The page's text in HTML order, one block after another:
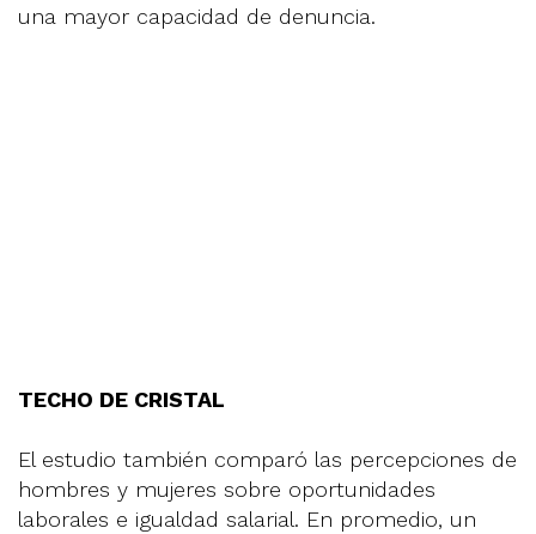
una mayor capacidad de denuncia.
TECHO DE CRISTAL
El estudio también comparó las percepciones de
hombres y mujeres sobre oportunidades
laborales e igualdad salarial. En promedio, un